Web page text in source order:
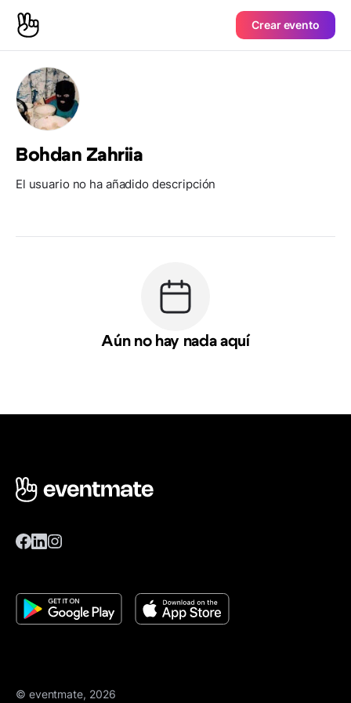
Crear evento
Bohdan Zahriia
El usuario no ha añadido descripción
Aún no hay nada aquí
© eventmate, 2026